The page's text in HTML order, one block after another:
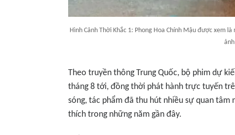
Hình Cảnh Thời Khắc 1: Phong Hoa Chính Mậu được xem
Theo truyền thông Trung Quốc, bộ phim dự
tháng 8 tới, đồng thời phát hành trực tuyến
sóng, tác phẩm đã thu hút nhiều sự quan tâm
thích trong những năm gần đây.